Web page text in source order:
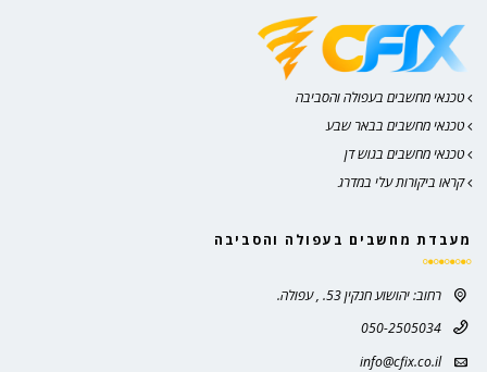
טכנאי מחשבים בעפולה והסביבה
טכנאי מחשבים בבאר שבע
טכנאי מחשבים בגוש דן
קראו ביקורות עלי במדרג
מעבדת מחשבים בעפולה והסביבה
רחוב: יהושוע חנקין 53. , עפולה.
050-2505034
info@cfix.co.il